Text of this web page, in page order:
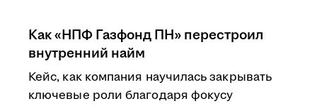
Как «НПФ Газфонд ПН» перестроил
внутренний найм
Кейс, как компания научилась закрывать
ключевые роли благодаря фокусу